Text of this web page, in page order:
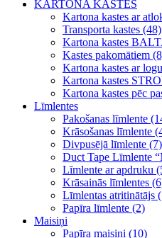
KARTONA KASTES
Kartona kastes ar
Transporta kastes (48)
Kartona kastes
Kastes pakomātiem
Kartona kastes ar
Kartona kastes
Kartona kastes pēc
Līmlentes
Pakošanas līmlente
Krāsošanas līmlente
Divpusējā līmlente (7)
Duct Tape Līmlente
Līmlente ar apdruku
Krāsainās līmlentes
Līmlentas atritinātājs
Papīra līmlente (2)
Maisiņi
Papīra maisiņi (10)